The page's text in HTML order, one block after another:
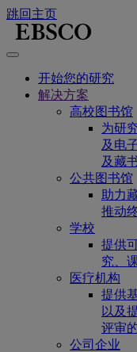
跳回主页
开始您的研究
解决方案
高校图书馆
为研
及电
及藏
公共图书馆
助力
推动
学校
提供
究、
医疗机构
提供
以及
评审
公司企业